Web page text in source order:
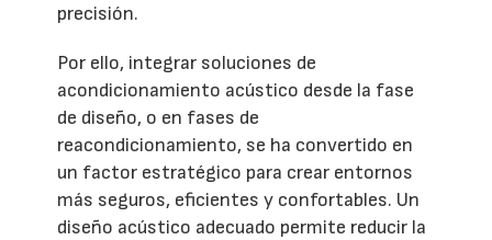
precisión.
Por ello, integrar soluciones de
acondicionamiento acústico desde la fase
de diseño, o en fases de
reacondicionamiento, se ha convertido en
un factor estratégico para crear entornos
más seguros, eficientes y confortables. Un
diseño acústico adecuado permite reducir la